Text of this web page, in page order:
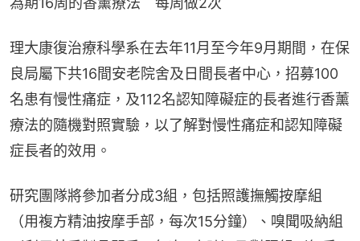
理大康復治療科學系在去年11月至今年9月期間，在保
良局屬下共16間安老院舍及日間長者中心，招募100
名患有慢性痛症，及112名認知障礙症的長者進行香薰
療法的隨機對照實驗，以了解對慢性痛症和認知障礙
症長者的效用。
研究團隊將參加者分成3組，包括照護撫觸按摩組
（用複方精油按摩手部，每次15分鐘）、嗅聞吸納組